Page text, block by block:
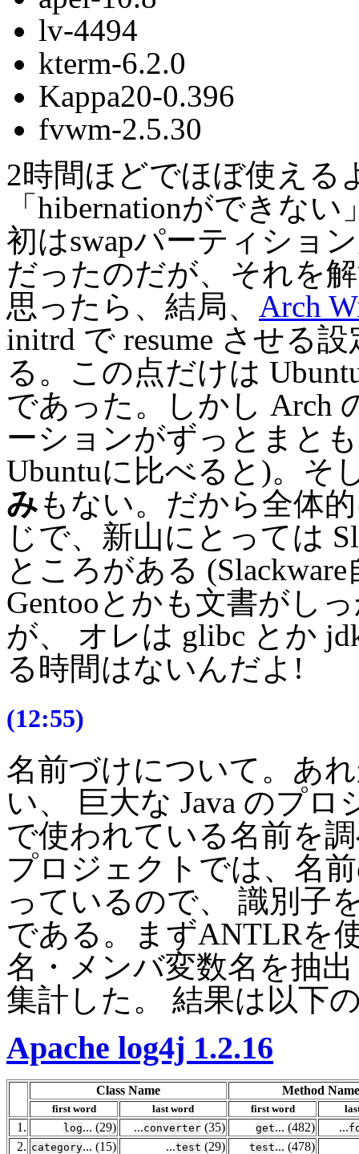
lv-4494
kterm-6.2.0
Kappa20-0.396
fvwm-2.5.30
2時間ほどでほぼ使える
「hibernationができな
初はswapパーティショ
だったのだが、それを
思ったら、結局、 Arch
initrd で resume させる
る。この点だけは
であった。しかし Arch
ーションがずっとまと
Ubuntuに比べると)。そ
みもない。だから全体
じで、新山にとっては
ところがある
Gentooとかも文書がし
が、 オレは glibc とか
る時間はないんだよ!
(12:55)
名前づけについて。あ
い、 巨大な Java のプロ
で使われている名前を
プロジェクトでは、名
っているので、 識別子
である。まずANTLRを
名・メンバ変数名を抽
集計した。 結果は以下
Apache log4j 1.2.16
Class Name Method Name
first word last word first word
1. log... (29) ...converter (35) get... (482) ...
2. category... (15) ...test (29) test... (478)